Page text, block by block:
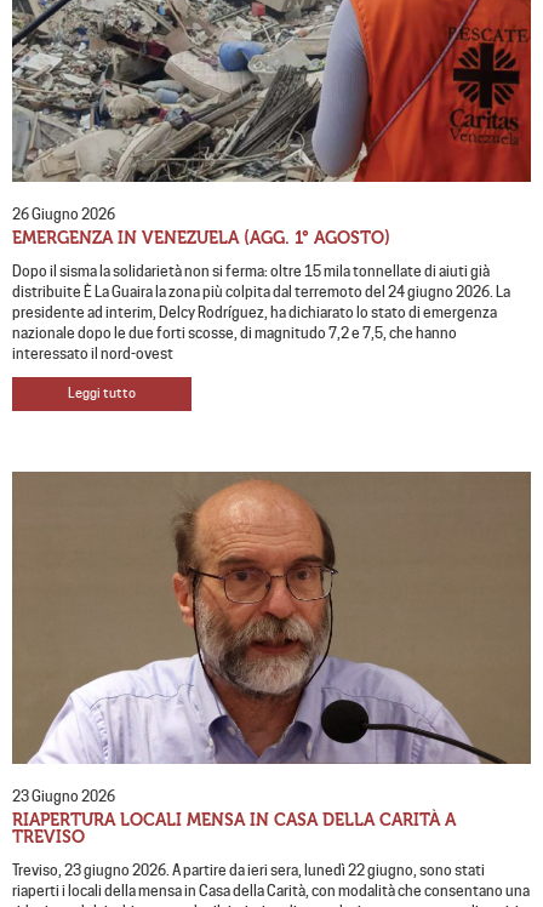
26 Giugno 2026
EMERGENZA IN VENEZUELA (AGG. 1° AGOSTO)
Dopo il sisma la solidarietà non si ferma: oltre 15 mila tonnellate di aiuti già
distribuite È La Guaira la zona più colpita dal terremoto del 24 giugno 2026. La
presidente ad interim, Delcy Rodríguez, ha dichiarato lo stato di emergenza
nazionale dopo le due forti scosse, di magnitudo 7,2 e 7,5, che hanno
interessato il nord-ovest
Leggi tutto
23 Giugno 2026
RIAPERTURA LOCALI MENSA IN CASA DELLA CARITÀ A
TREVISO
Treviso, 23 giugno 2026. A partire da ieri sera, lunedì 22 giugno, sono stati
riaperti i locali della mensa in Casa della Carità, con modalità che consentano una